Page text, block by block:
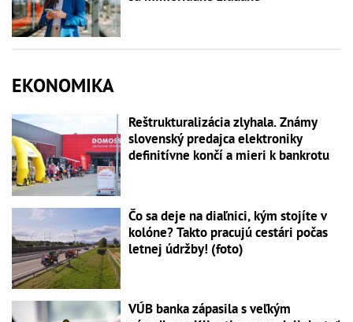
EKONOMIKA
Reštrukturalizácia zlyhala. Známy
slovenský predajca elektroniky
definitívne končí a mieri k bankrotu
Čo sa deje na diaľnici, kým stojíte v
kolóne? Takto pracujú cestári počas
letnej údržby! (foto)
VÚB banka zápasila s veľkým